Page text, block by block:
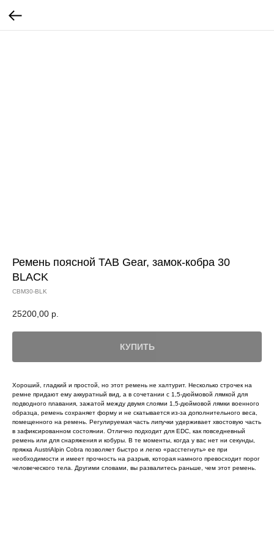
Ремень поясной TAB Gear, замок-кобра 30
BLACK
CBM30-BLK
25200,00 р.
КУПИТЬ
Хороший, гладкий и простой, но этот ремень не халтурит. Несколько строчек на
ремне придают ему аккуратный вид, а в сочетании с 1,5-дюймовой лямкой для
подводного плавания, зажатой между двумя слоями 1,5-дюймовой лямки военного
образца, ремень сохраняет форму и не скатывается из-за дополнительного веса,
помещенного на ремень. Регулируемая часть липучки удерживает хвостовую часть
в зафиксированном состоянии. Отлично подходит для EDC, как повседневный
ремень или для снаряжения и кобуры. В те моменты, когда у вас нет ни секунды,
пряжка AustriAlpin Cobra позволяет быстро и легко «расстегнуть» ее при
необходимости и имеет прочность на разрыв, которая намного превосходит порог
человеческого тела. Другими словами, вы развалитесь раньше, чем этот ремень.